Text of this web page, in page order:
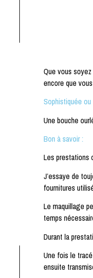
Que vous soyez
encore que
Sophistiquée ou
Une bouche
Bon à savoir :
Les prestations
J’essaye de
fournitures
Le maquillage
temps
Durant la
Une fois le
ensuite